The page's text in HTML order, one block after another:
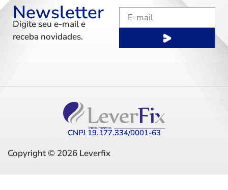
Newsletter
Digite seu e-mail e
receba novidades.
CNPJ 19.177.334/0001-63
Copyright © 2026 Leverfix